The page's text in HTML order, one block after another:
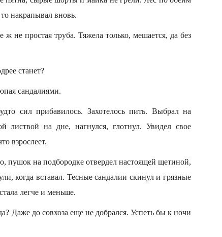
накрапывал вновь.
не простая труба. Тяжела только, мешается, да без
станет?
сандалиями.
сил прибавилось. Захотелось пить. Выбрал на
листвой на дне, нагнулся, глотнул. Увидел свое
взрослеет.
пушок на подбородке отвердел настоящей щетиной,
когда вставал. Тесные сандалии скинул и грязные
легче и меньше.
Даже до совхоза еще не добрался. Успеть бы к ночи